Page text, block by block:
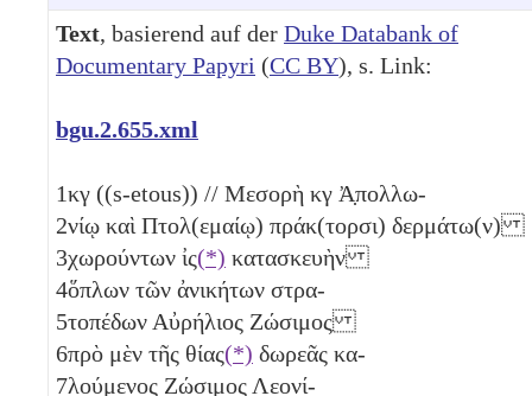
Text, basierend auf der Duke Databank of
Documentary Papyri (CC BY), s. Link:
bgu.2.655.xml
1κγ ((s-etous)) // Μεσορὴ κγ Ἀ̣πολλω-
2νίῳ καὶ Πτολ(εμαίῳ) πράκ(τορσι) δερμάτω(ν)
3χωρούντων ἰς(*) κατασκευὴν
4ὅπλων τῶν ἀνικήτων στρα-
5τοπέδων Αὐρήλιος Ζώσιμος
6πρὸ μὲν τῆς θίας(*) δωρεᾶς κα-
7λούμενος Ζώσιμος Λεονί-